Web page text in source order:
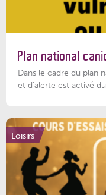
Plan national
Dans le cadre du plan
et d’alerte est activé
Loisirs